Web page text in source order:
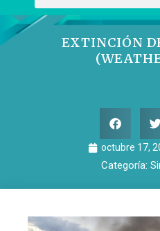
EXTINCIÓN
octubre 17,
Categoría: